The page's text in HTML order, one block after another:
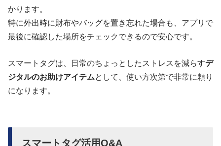
かります。
特に外出時に財布やバッグを置き忘れた場合も、アプリで
最後に確認した場所をチェックできるので安心です。
スマートタグは、日常のちょっとしたストレスを減らすデ
ジタルのお助けアイテムとして、使い方次第で非常に頼り
になります。
スマートタグ活用Q&A